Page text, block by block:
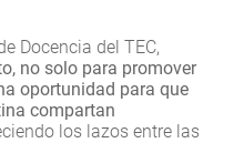
Docencia del TEC,
no solo para promover
oportunidad para que
compartan
los lazos entre las